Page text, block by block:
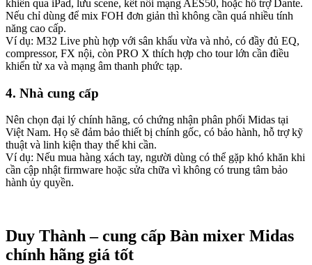
khiển qua iPad, lưu scene, kết nối mạng AES50, hoặc hỗ trợ Dante.
Nếu chỉ dùng để mix FOH đơn giản thì không cần quá nhiều tính
năng cao cấp.
Ví dụ: M32 Live phù hợp với sân khấu vừa và nhỏ, có đầy đủ EQ,
compressor, FX nội, còn PRO X thích hợp cho tour lớn cần điều
khiển từ xa và mạng âm thanh phức tạp.
4. Nhà cung cấp
Nên chọn đại lý chính hãng, có chứng nhận phân phối Midas tại
Việt Nam. Họ sẽ đảm bảo thiết bị chính gốc, có bảo hành, hỗ trợ kỹ
thuật và linh kiện thay thế khi cần.
Ví dụ: Nếu mua hàng xách tay, người dùng có thể gặp khó khăn khi
cần cập nhật firmware hoặc sửa chữa vì không có trung tâm bảo
hành ủy quyền.
Duy Thành – cung cấp Bàn mixer Midas
chính hãng giá tốt